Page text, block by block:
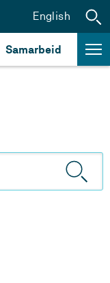
Samarbeid
English